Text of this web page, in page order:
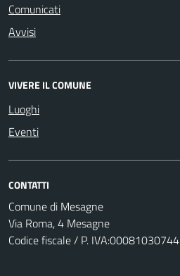
Comunicati
Avvisi
VIVERE IL COMUNE
Luoghi
Eventi
CONTATTI
Comune di Mesagne
Via Roma, 4 Mesagne
Codice fiscale / P. IVA:00081030744